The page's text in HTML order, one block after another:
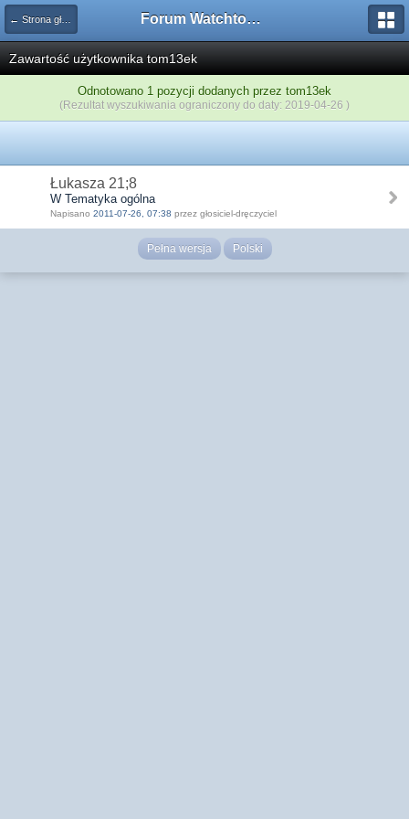
← Strona główna Forum Watchtower
Zawartość użytkownika tom13ek
Odnotowano 1 pozycji dodanych przez tom13ek
(Rezultat wyszukiwania ograniczony do daty: 2019-04-26 )
Łukasza 21;8
W Tematyka ogólna
Napisano 2011-07-26, 07:38 przez głosiciel-dręczyciel
Pełna wersja Polski